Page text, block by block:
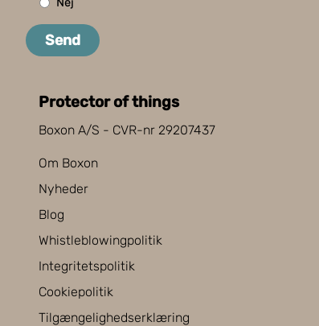
Send
Protector of things
Boxon A/S - CVR-nr 29207437
Om Boxon
Nyheder
Blog
Whistleblowingpolitik
Integritetspolitik
Cookiepolitik
Tilgængelighedserklæring